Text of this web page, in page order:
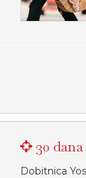
30 dana
Dobitnica